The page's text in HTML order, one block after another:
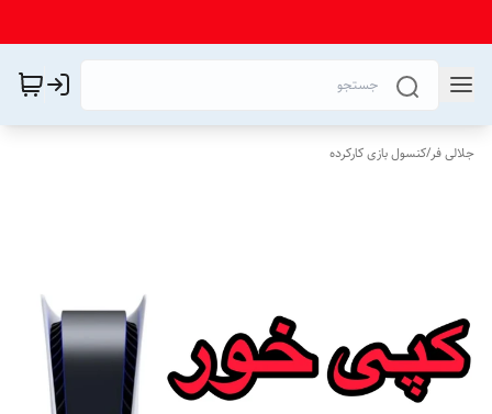
جلالی فر/کنسول بازی کارکرده